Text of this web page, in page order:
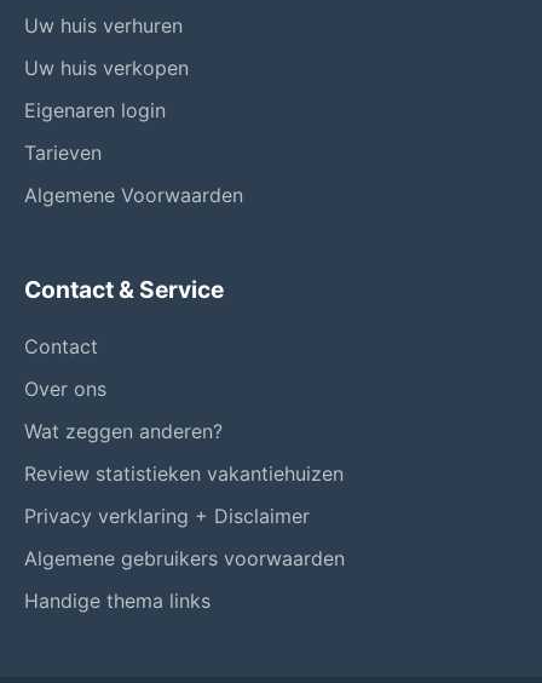
Uw huis verhuren
Uw huis verkopen
Eigenaren login
Tarieven
Algemene Voorwaarden
Contact & Service
Contact
Over ons
Wat zeggen anderen?
Review statistieken vakantiehuizen
Privacy verklaring + Disclaimer
Algemene gebruikers voorwaarden
Handige thema links